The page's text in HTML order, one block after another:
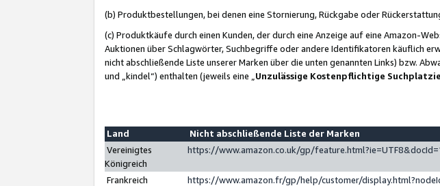
(b) Produktbestellungen, bei denen eine Stornierung, Rückgabe oder
(c) Produktkäufe durch einen Kunden, der durch eine Anzeige auf eine Amazon-
Auktionen über Schlagwörter, Suchbegriffe oder andere Identifikatoren käuflich
nicht abschließende Liste unserer Marken über die unten genannten Links) bzw.
und „kindel“) enthalten (jeweils eine „ Unzulässige Kostenpflichtige
Land
Nicht abschließende Liste der Marken
Vereinigtes
Königreich
https://www.amazon.co.uk/gp/
Frankreich
https://www.amazon.fr/gp/help/customer/